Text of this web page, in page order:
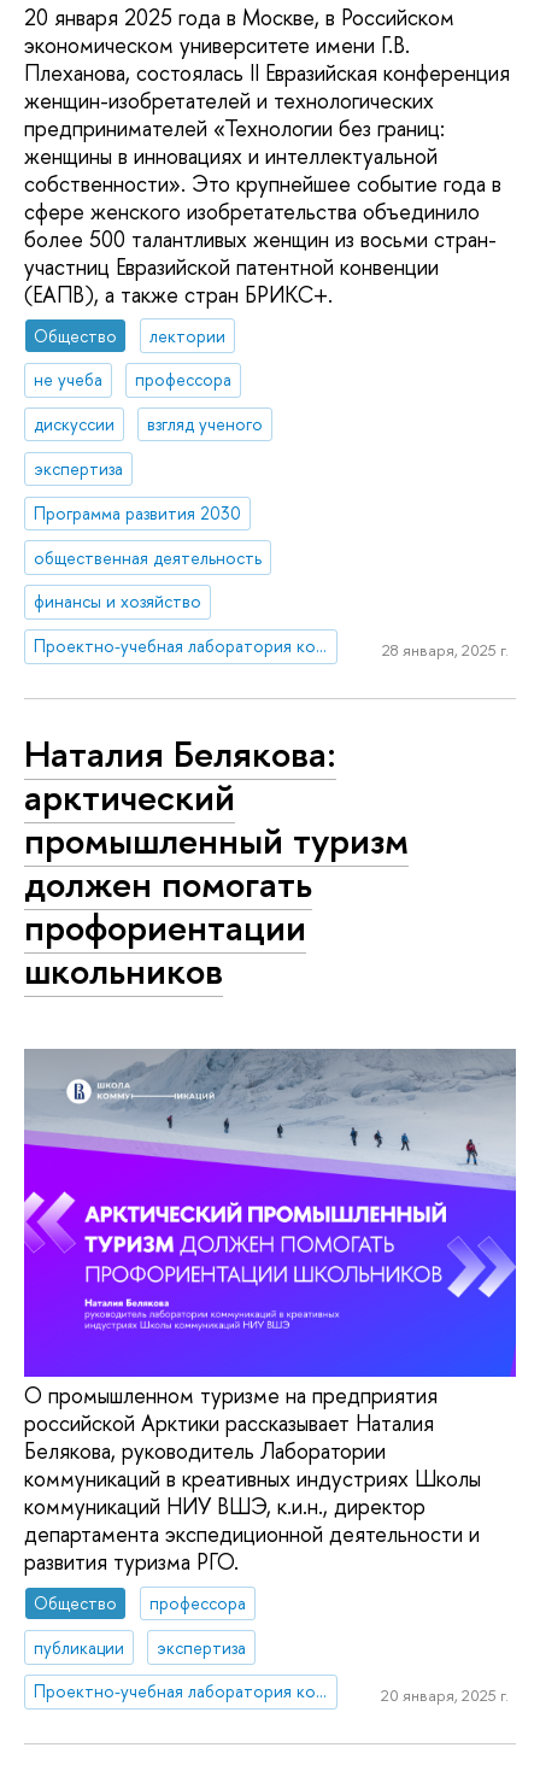
20 января 2025 года в Москве, в Российском
экономическом университете имени Г.В.
Плеханова, состоялась II Евразийская конференция
женщин-изобретателей и технологических
предпринимателей «Технологии без границ:
женщины в инновациях и интеллектуальной
собственности». Это крупнейшее событие года в
сфере женского изобретательства объединило
более 500 талантливых женщин из восьми стран-
участниц Евразийской патентной конвенции
(ЕАПВ), а также стран БРИКС+.
Общество
лектории
не учеба
профессора
дискуссии
взгляд ученого
экспертиза
Программа развития 2030
общественная деятельность
финансы и хозяйство
Проектно-учебная лаборатория коммуникаций в креативных индустриях
28 января, 2025 г.
Наталия Белякова:
арктический
промышленный туризм
должен помогать
профориентации
школьников
О промышленном туризме на предприятия
российской Арктики рассказывает Наталия
Белякова, руководитель Лаборатории
коммуникаций в креативных индустриях Школы
коммуникаций НИУ ВШЭ, к.и.н., директор
департамента экспедиционной деятельности и
развития туризма РГО.
Общество
профессора
публикации
экспертиза
Проектно-учебная лаборатория коммуникаций в креативных индустриях
20 января, 2025 г.